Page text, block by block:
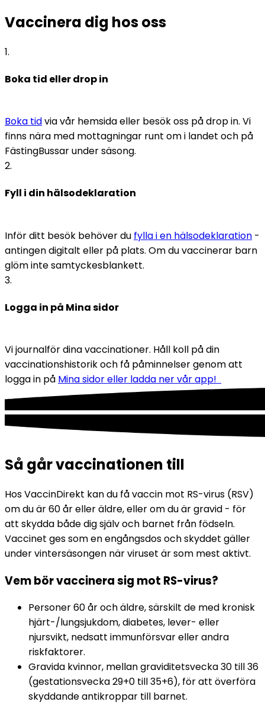
Vaccinera dig hos oss
1.
Boka tid eller drop in
Boka tid via vår hemsida eller besök oss på drop in. Vi
finns nära med mottagningar runt om i landet och på
FästingBussar under säsong.
2.
Fyll i din hälsodeklaration
Inför ditt besök behöver du fylla i en hälsodeklaration -
antingen digitalt eller på plats. Om du vaccinerar barn
glöm inte samtyckesblankett.
3.
Logga in på Mina sidor
Vi journalför dina vaccinationer. Håll koll på din
vaccinationshistorik och få påminnelser genom att
logga in på Mina sidor eller ladda ner vår app!
Så går vaccinationen till
Hos VaccinDirekt kan du få vaccin mot RS-virus (RSV)
om du är 60 år eller äldre, eller om du är gravid - för
att skydda både dig själv och barnet från födseln.
Vaccinet ges som en engångsdos och skyddet gäller
under vintersäsongen när viruset är som mest aktivt.
Vem bör vaccinera sig mot RS-virus?
Personer 60 år och äldre, särskilt de med kronisk
hjärt-/lungsjukdom, diabetes, lever- eller
njursvikt, nedsatt immunförsvar eller andra
riskfaktorer.
Gravida kvinnor, mellan graviditetsvecka 30 till 36
(gestationsvecka 29+0 till 35+6), för att överföra
skyddande antikroppar till barnet.